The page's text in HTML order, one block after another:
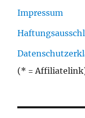
Impressum
(* =